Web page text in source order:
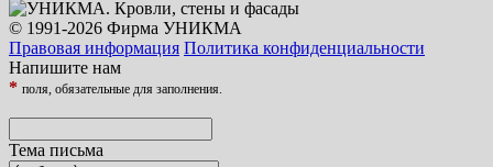
© 1991-2026 Фирма УНИКМА
Правовая информация Политика конфиденциальности
Напишите нам
* поля, обязательные для заполнения.
Тема письма